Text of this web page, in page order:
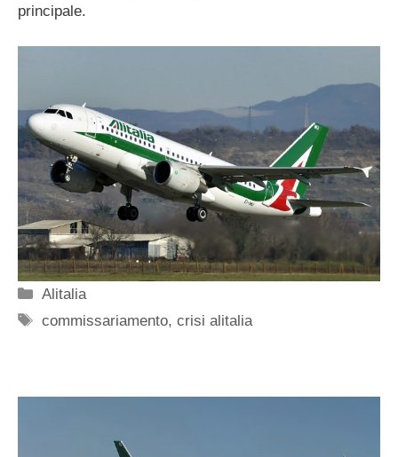
principale.
Categorie
Alitalia
Tag
commissariamento,crisi alitalia